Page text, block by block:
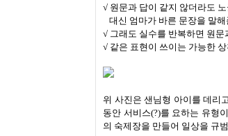
√ 원문과 답이 같지 않더라도
대신 엄마가 바른 문장을 말해
√ 그래도 실수를 반복하면 원
√ 같은 표현이 쓰이는 가능한
위 사진은 샌님형 아이를 데리
동안 서비스(?)를 요하는 유형
의 숙제장을 만들어 일상을 규